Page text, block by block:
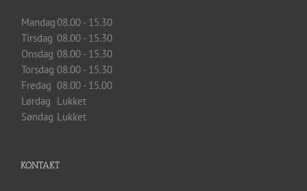
Mandag08.00 - 15.30
Tirsdag 08.00 - 15.30
Onsdag 08.00 - 15.30
Torsdag 08.00 - 15.30
Fredag 08.00 - 15.00
Lørdag Lukket
Søndag Lukket
KONTAKT